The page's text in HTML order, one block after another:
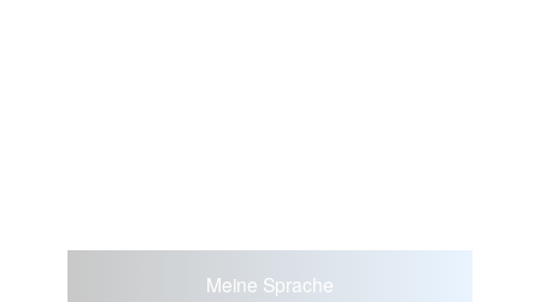
Meine Sprache